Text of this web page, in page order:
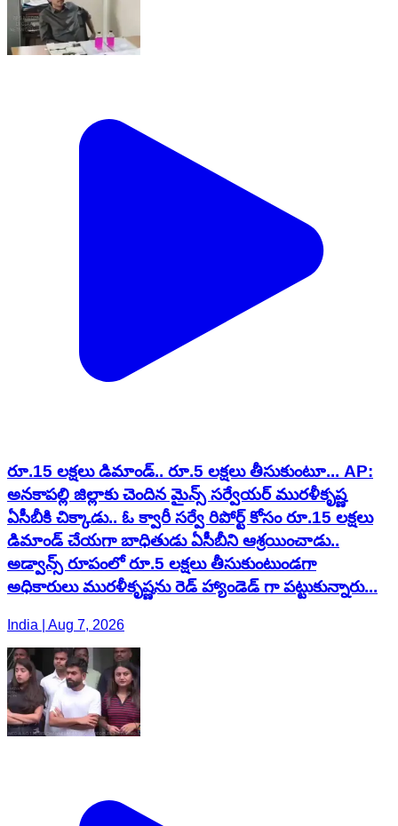
రూ.15 లక్షలు డిమాండ్.. రూ.5 లక్షలు తీసుకుంటూ... AP:
అనకాపల్లి జిల్లాకు చెందిన మైన్స్ సర్వేయర్ మురళీకృష్ణ
ఏసీబీకి చిక్కాడు.. ఓ క్వారీ సర్వే రిపోర్ట్ కోసం రూ.15 లక్షలు
డిమాండ్ చేయగా బాధితుడు ఏసీబీని ఆశ్రయించాడు..
అడ్వాన్స్ రూపంలో రూ.5 లక్షలు తీసుకుంటుండగా
అధికారులు మురళీకృష్ణను రెడ్ హ్యాండెడ్ గా పట్టుకున్నారు...
India | Aug 7, 2026